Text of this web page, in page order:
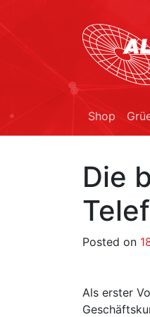
Shop
Die
Posted on
Als erster